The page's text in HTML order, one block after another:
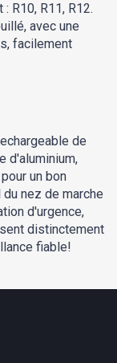
R10, R11, R12.
avec une
facilement
de
d'aluminium,
un bon
nez de marche
d'urgence,
distinctement
fiable!